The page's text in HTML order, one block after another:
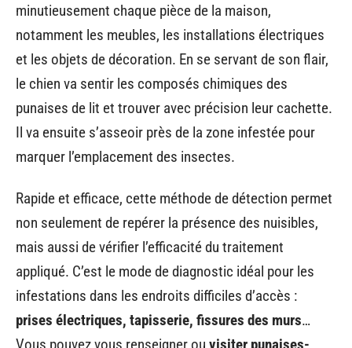
minutieusement chaque pièce de la maison,
notamment les meubles, les installations électriques
et les objets de décoration. En se servant de son flair,
le chien va sentir les composés chimiques des
punaises de lit et trouver avec précision leur cachette.
Il va ensuite s’asseoir près de la zone infestée pour
marquer l’emplacement des insectes.
Rapide et efficace, cette méthode de détection permet
non seulement de repérer la présence des nuisibles,
mais aussi de vérifier l’efficacité du traitement
appliqué. C’est le mode de diagnostic idéal pour les
infestations dans les endroits difficiles d’accès :
prises électriques, tapisserie, fissures des murs…